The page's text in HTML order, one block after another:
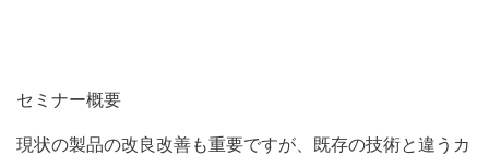
セミナー概要
現状の製品の改良改善も重要ですが、既存の技術と違うカ